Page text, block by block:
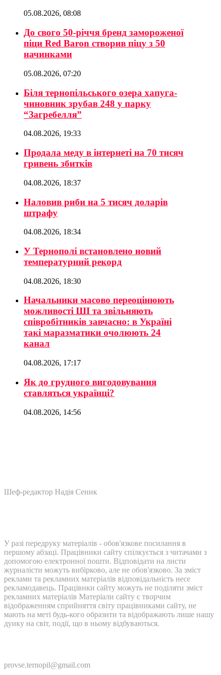
05.08.2026, 08:08
До свого 50-річчя бренд замороженої
піци Red Baron створив піцу з 50
начинками
05.08.2026, 07:20
Біля тернопільського озера хапуга-
чиновник зрубав 248 у парку
“Загребелля”
04.08.2026, 19:33
Продала меду в інтернеті на 70 тисяч
гривень збитків
04.08.2026, 18:37
Наловив риби на 5 тисяч доларів
штрафу
04.08.2026, 18:34
У Тернополі встановлено новий
температурний рекорд
04.08.2026, 18:30
Начальники масово переоцінюють
можливості ШІ та звільняють
співробітників завчасно: в Україні
такі маразматики очолюють 24
канал
04.08.2026, 17:17
Як до грудного вигодовування
ставляться українці?
04.08.2026, 14:56
Шеф-редактор Надія Сеник
У разі передруку матеріалів - обов'язкове посилання в
першому абзаці. Працівники сайту спілкується з читачами з
допомогою електронної пошти. Відповідати на листи
журналісти можуть вибірково, але не обов'язково. За зміст
реклами та рекламних матеріалів відповідальність несе
рекламодавець. Працівнки сайту можуть не поділяти зміст
рекламних матеріалів Матеріали сайту є творчим
відображенням сприйняття світу працівниками сайту, не
мають на меті будь-кого образити та відображають лише нашу
дуику на світ, події, що в ньому відбуваються.
provse.ternopil@gmail.com